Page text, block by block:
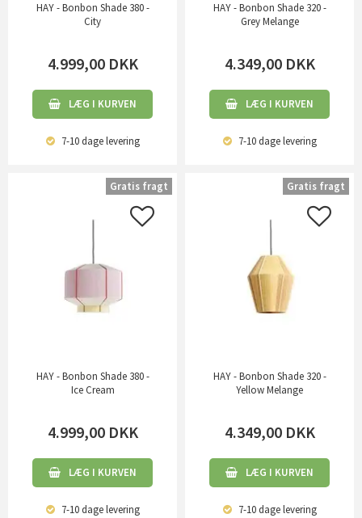
HAY - Bonbon Shade 380 -
City
4.999,00 DKK
LÆG I KURVEN
7-10 dagelevering
HAY - Bonbon Shade 320 -
Grey Melange
4.349,00 DKK
LÆG I KURVEN
7-10 dagelevering
HAY - Bonbon Shade 380 -
Ice Cream
4.999,00 DKK
LÆG I KURVEN
7-10 dagelevering
Gratis fragt
HAY - Bonbon Shade 320 -
Yellow Melange
4.349,00 DKK
LÆG I KURVEN
7-10 dagelevering
Gratis fragt